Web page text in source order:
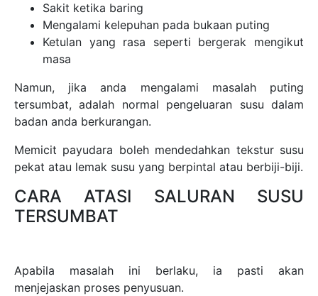
Sakit ketika baring
Mengalami kelepuhan pada bukaan puting
Ketulan yang rasa seperti bergerak mengikut
masa
Namun, jika anda mengalami masalah puting
tersumbat, adalah normal pengeluaran susu dalam
badan anda berkurangan.
Memicit payudara boleh mendedahkan tekstur susu
pekat atau lemak susu yang berpintal atau berbiji-biji.
CARA ATASI SALURAN SUSU
TERSUMBAT
Apabila masalah ini berlaku, ia pasti akan
menjejaskan proses penyusuan.